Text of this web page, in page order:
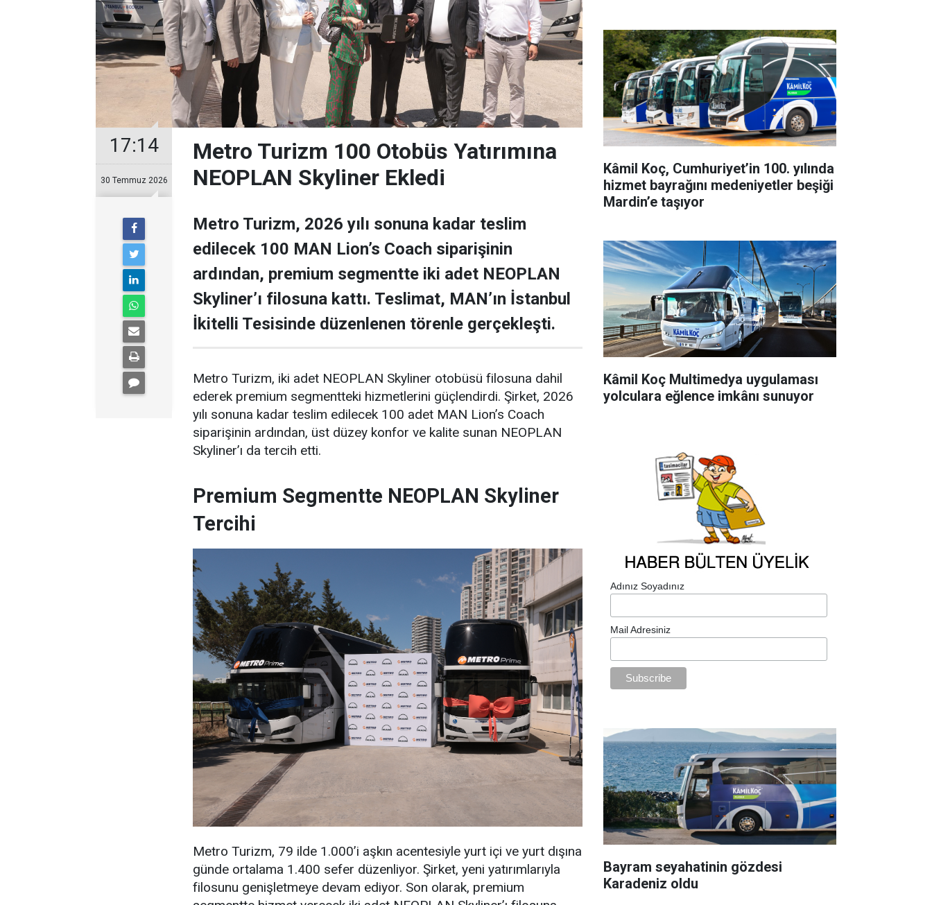
17:14
30 Temmuz 2026
Metro Turizm 100 Otobüs Yatırımına
NEOPLAN Skyliner Ekledi
Metro Turizm, 2026 yılı sonuna kadar teslim
edilecek 100 MAN Lion’s Coach siparişinin
ardından, premium segmentte iki adet NEOPLAN
Skyliner’ı filosuna kattı. Teslimat, MAN’ın İstanbul
İkitelli Tesisinde düzenlenen törenle gerçekleşti.
Metro Turizm, iki adet NEOPLAN Skyliner otobüsü filosuna dahil
ederek premium segmentteki hizmetlerini güçlendirdi. Şirket, 2026
yılı sonuna kadar teslim edilecek 100 adet MAN Lion’s Coach
siparişinin ardından, üst düzey konfor ve kalite sunan NEOPLAN
Skyliner’ı da tercih etti.
Premium Segmentte NEOPLAN Skyliner
Tercihi
Metro Turizm, 79 ilde 1.000’i aşkın acentesiyle yurt içi ve yurt dışına
günde ortalama 1.400 sefer düzenliyor. Şirket, yeni yatırımlarıyla
filosunu genişletmeye devam ediyor. Son olarak, premium
Kâmil Koç, Cumhuriyet’in 100. yılında
hizmet bayrağını medeniyetler beşiği
Mardin’e taşıyor
Kâmil Koç Multimedya uygulaması
yolculara eğlence imkânı sunuyor
Adınız Soyadınız
Mail Adresiniz
Bayram seyahatinin gözdesi
Karadeniz oldu